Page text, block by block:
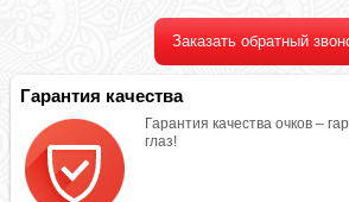
Заказать обратный
Гарантия качества
Гарантия качества очков –
глаз!